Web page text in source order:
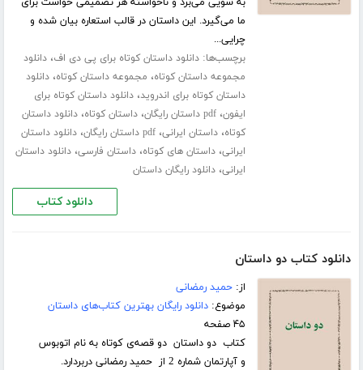
ما می‌گیرد. این داستان در قالب استعاره بیان شده و
چرایی...
برچسب‌ها:دانلود داستان کوتاه برای پی دی اف،دانلود
مجموعه داستان کوتاه، مجموعه داستان کوتاه،دانلود
داستان کوتاه برای اندروید،دانلود داستان کوتاه برای
ایفون،pdf داستان رایگان ،داستان کوتاه،دانلود داستان
کوتاه،داستان ایرانی،pdf داستان رایگان ،دانلود داستان
ایرانی،داستان های کوتاه،داستان فارسی،دانلود داستان
ایرانی،دانلود رایگان داستان
دانلود کتاب
دانلود کتاب دو داستان
از:حمید رمضانی
موضوع:دانلود رایگان بهترین کتاب‌های داستان
۴۵ صفحه
کتاب دو داستان دو قصه‌ی کوتاه به نام اتوبوس
و آپارتمان شماره 2 از حمید رمضانی دربردارد.